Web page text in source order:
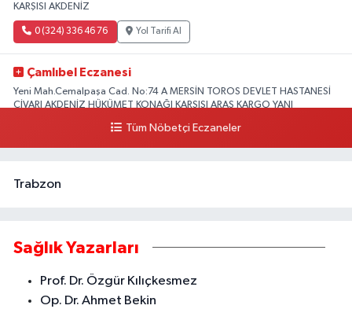
KARŞISI AKDENİZ
0 (324) 336 46 76 Yol Tarifi Al
Çamlıbel Eczanesi
Yeni Mah.Cemalpaşa Cad. No:74 A MERSİN TOROS DEVLET HASTANESİ
CİVARI AKDENİZ HÜKÜMET KONAĞI KARŞISI ARAS KARGO YANI
Yol Tarifi Al
Tüm Nöbetçi Eczaneler
Trabzon
Sağlık Yazarları
Prof. Dr. Özgür Kılıçkesmez
Op. Dr. Ahmet Bekin